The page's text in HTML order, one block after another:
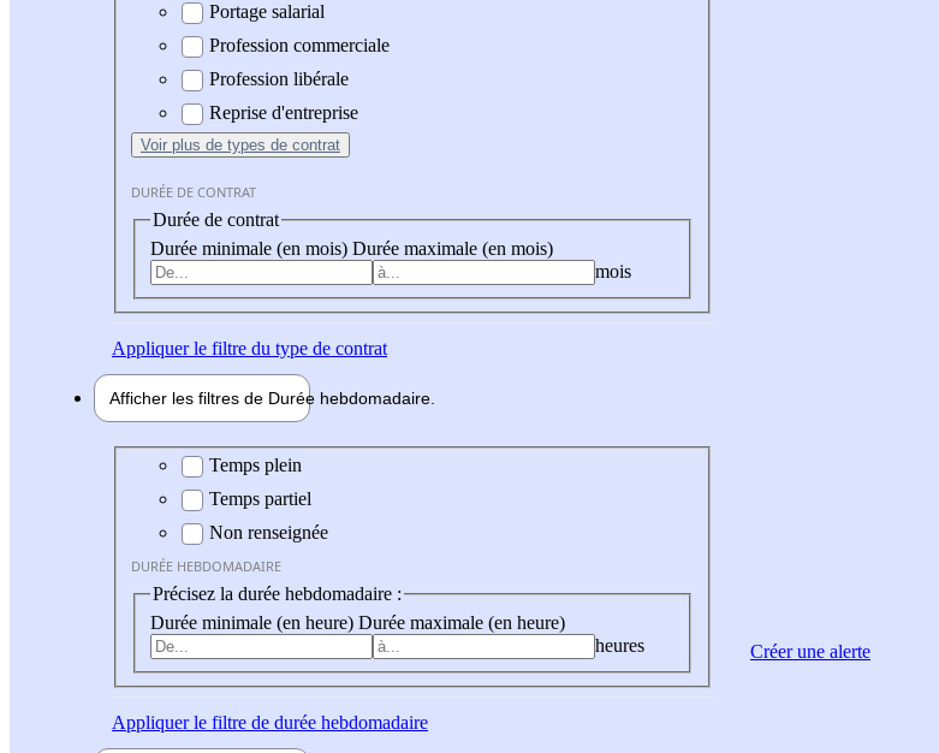
Portage salarial
Profession commerciale
Profession libérale
Reprise d'entreprise
Voir plus de types de contrat
DURÉE DE CONTRAT
Durée de contrat
Durée minimale (en mois) Durée maximale (en mois)
mois
Appliquerle filtre du type de contrat
Afficher les filtres de Durée hebdomadaire
Durée hebdomadaire
Temps plein
Temps partiel
Non renseignée
DURÉE HEBDOMADAIRE
Précisez la durée hebdomadaire :
Durée minimale (en heure) Durée maximale (en heure)
heures
Appliquerle filtre de durée hebdomadaire
Créer une alerte